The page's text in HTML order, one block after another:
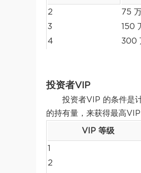
2 75 万
3
150
4
300
投资者VIP
投资者VIP 的条件是
的持有量，来获得最高
VIP 等级
1
2